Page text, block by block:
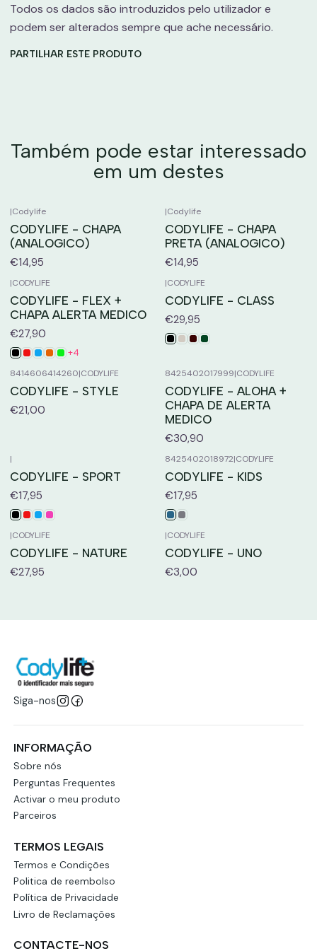
Todos os dados são introduzidos pelo utilizador e
podem ser alterados sempre que ache necessário.
PARTILHAR ESTE PRODUTO
Também pode estar interessado
em um destes
|Codylife
CODYLIFE - CHAPA
(ANALOGICO)
€14,95
|Codylife
CODYLIFE - CHAPA
PRETA (ANALOGICO)
€14,95
|CODYLIFE
CODYLIFE - FLEX +
CHAPA ALERTA MEDICO
€27,90
+4
|CODYLIFE
CODYLIFE - CLASS
€29,95
8414606414260|CODYLIFE
CODYLIFE - STYLE
€21,00
8425402017999|CODYLIFE
CODYLIFE - ALOHA +
CHAPA DE ALERTA
MEDICO
€30,90
|
CODYLIFE - SPORT
€17,95
8425402018972|CODYLIFE
CODYLIFE - KIDS
€17,95
|CODYLIFE
CODYLIFE - NATURE
€27,95
|CODYLIFE
CODYLIFE - UNO
€3,00
Siga-nos
INFORMAÇÃO
Sobre nós
Perguntas Frequentes
Activar o meu produto
Parceiros
TERMOS LEGAIS
Termos e Condições
Politica de reembolso
Política de Privacidade
Livro de Reclamações
CONTACTE-NOS